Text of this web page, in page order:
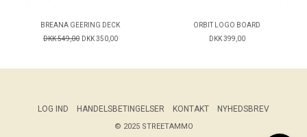
BREANA GEERING DECK
DKK 549,00 DKK 350,00
ORBIT LOGO BOARD
DKK 399,00
LOG IND HANDELSBETINGELSER KONTAKT NYHEDSBREV
© 2025 STREETAMMO